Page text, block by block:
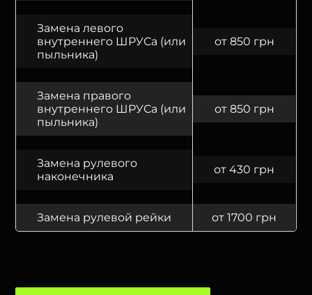
Замена левого
внутреннего ШРУСа (или
пыльника)
от 850 грн
Замена правого
внутреннего ШРУСа (или
пыльника)
от 850 грн
Замена рулевого
наконечника
от 430 грн
Замена рулевой рейки от 1700 грн